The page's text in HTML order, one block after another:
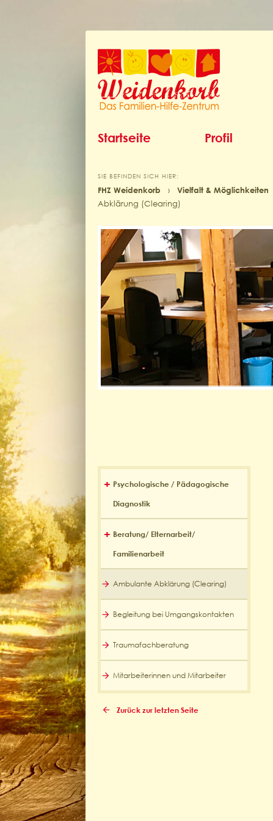
Startseite Profil
SIE BEFINDEN SICH HIER:
FHZ Weidenkorb › Vielfalt & Möglichkeiten
Abklärung (Clearing)
Psychologische / Pädagogische
Diagnostik
Beratung/ Elternarbeit/
Familienarbeit
Ambulante Abklärung (Clearing)
Begleitung bei Umgangskontakten
Traumafachberatung
Mitarbeiterinnen und Mitarbeiter
Zurück zur letzten Seite